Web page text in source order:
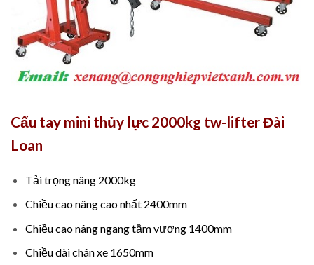
Cẩu tay mini thủy lực 2000kg tw-lifter Đài
Loan
Tải trọng nâng 2000kg
Chiều cao nâng cao nhất 2400mm
Chiều cao nâng ngang tầm vương 1400mm
Chiều dài chân xe 1650mm